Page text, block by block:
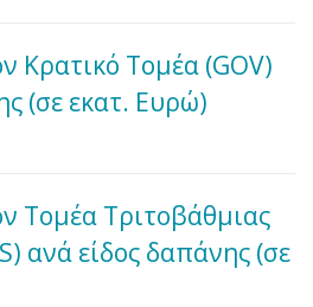
Κρατικό Τομέα (GOV)
(σε εκατ. Ευρώ)
Τομέα Τριτοβάθμιας
ανά είδος δαπάνης (σε